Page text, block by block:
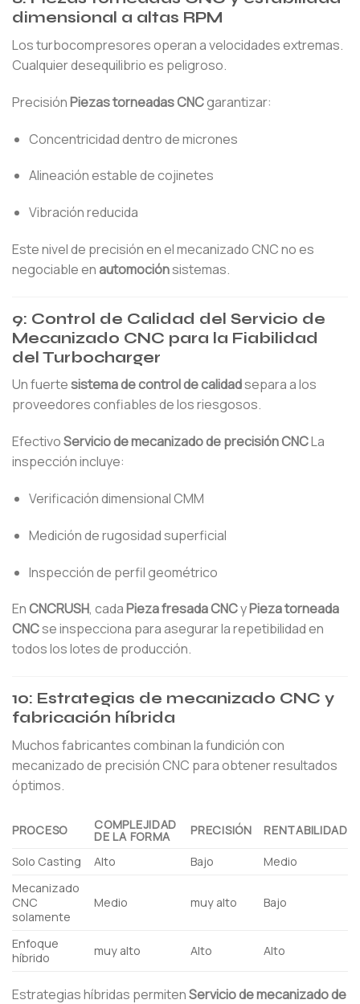
dimensional a altas RPM
Los turbocompresores operan a velocidades extremas.
Cualquier desequilibrio es peligroso.
PrecisiónPiezas torneadas CNCgarantizar:
Concentricidad dentro de micrones
Alineación estable de cojinetes
Vibración reducida
Este nivel de precisión en el mecanizado CNC no es
negociable en automociónsistemas.
9: Control de Calidad del Servicio de
Mecanizado CNC para la Fiabilidad
del Turbocharger
Un fuertesistema de control de calidadsepara a los
proveedores confiables de los riesgosos.
EfectivoServicio de mecanizado de precisión CNCLa
inspección incluye:
Verificación dimensional CMM
Medición de rugosidad superficial
Inspección de perfil geométrico
EnCNCRUSH, cadaPieza fresada CNCyPieza torneada
CNCse inspecciona para asegurar la repetibilidad en
todos los lotes de producción.
10: Estrategias de mecanizado CNC y
fabricación híbrida
Muchos fabricantes combinan la fundición con
mecanizado de precisión CNC para obtener resultados
óptimos.
PROCESO COMPLEJIDAD
DE LA FORMA PRECISIÓN RENTABILIDAD
Solo Casting Alto Bajo
Medio
Mecanizado
CNC
solamente
Medio muy alto Bajo
Enfoque
híbrido
muy alto Alto Alto
Estrategias híbridas permitenServicio de mecanizado de